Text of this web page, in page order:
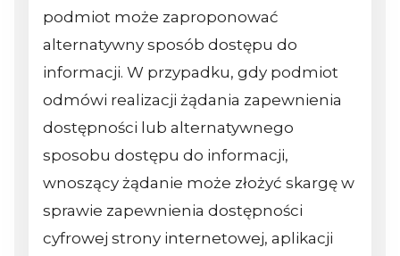
podmiot może zaproponować
alternatywny sposób dostępu do
informacji. W przypadku, gdy podmiot
odmówi realizacji żądania zapewnienia
dostępności lub alternatywnego
sposobu dostępu do informacji,
wnoszący żądanie może złożyć skargę w
sprawie zapewnienia dostępności
cyfrowej strony internetowej, aplikacji